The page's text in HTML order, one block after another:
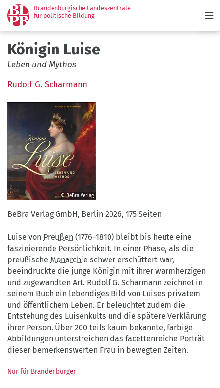
Direkt
zum
Inhalt
Brandenburgische Landeszentrale
für politische Bildung
Königin Luise
Leben und Mythos
Rudolf G. Scharmann
BeBra
© BeBra Verlag
BeBra Verlag GmbH, Berlin 2026, 175 Seiten
Luise von Preußen (1776–1810) bleibt bis heute eine
faszinierende Persönlichkeit. In einer Phase, als die
preußische Monarchie schwer erschüttert war,
beeindruckte die junge Königin mit ihrer warmherzigen
und zugewandten Art. Rudolf G. Scharmann zeichnet in
seinem Buch ein lebendiges Bild von Luises privatem
und öffentlichem Leben. Er beleuchtet zudem die
Entstehung des Luisenkults und die spätere Verklärung
ihrer Person. Über 200 teils kaum bekannte, farbige
Abbildungen unterstreichen das facettenreiche Porträt
dieser bemerkenswerten Frau in bewegten Zeiten.
Nur für Brandenburger